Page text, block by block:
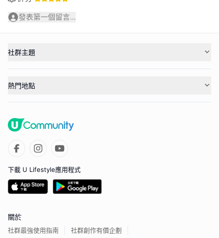
發表第一個留言...
社群主題
熱門地點
下載 U Lifestyle應用程式
關於
社群最強使用指南 社群創作有價企劃